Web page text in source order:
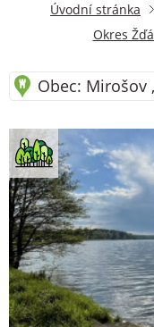
Úvodní stránka
Okres
Obec: Mirošov